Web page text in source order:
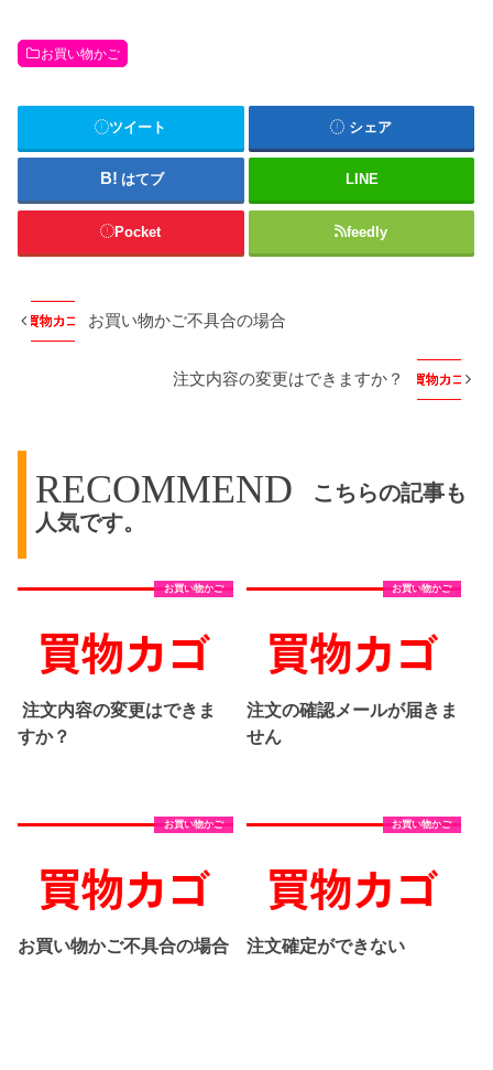
お買い物かご
ツイート シェア
はてブ LINE
Pocket feedly
お買い物かご不具合の場合
注文内容の変更はできますか？
RECOMMEND
こちらの記事も
人気です。
お買い物かご
注文内容の変更はできま
すか？
お買い物かご
注文の確認メールが届きま
せん
お買い物かご
お買い物かご不具合の場合
お買い物かご
注文確定ができない